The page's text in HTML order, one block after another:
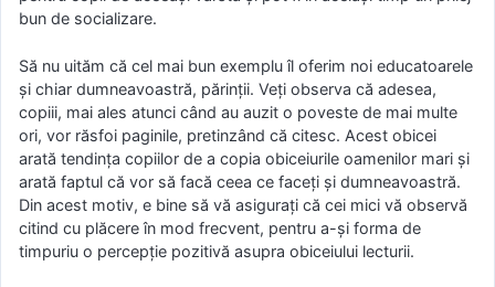
bun de socializare.
Să nu uităm că cel mai bun exemplu îl oferim noi educatoarele
și chiar dumneavoastră, părinții. Veți observa că adesea,
copiii, mai ales atunci când au auzit o poveste de mai multe
ori, vor răsfoi paginile, pretinzând că citesc. Acest obicei
arată tendința copiilor de a copia obiceiurile oamenilor mari și
arată faptul că vor să facă ceea ce faceți și dumneavoastră.
Din acest motiv, e bine să vă asigurați că cei mici vă observă
citind cu plăcere în mod frecvent, pentru a-și forma de
timpuriu o percepție pozitivă asupra obiceiului lecturii.